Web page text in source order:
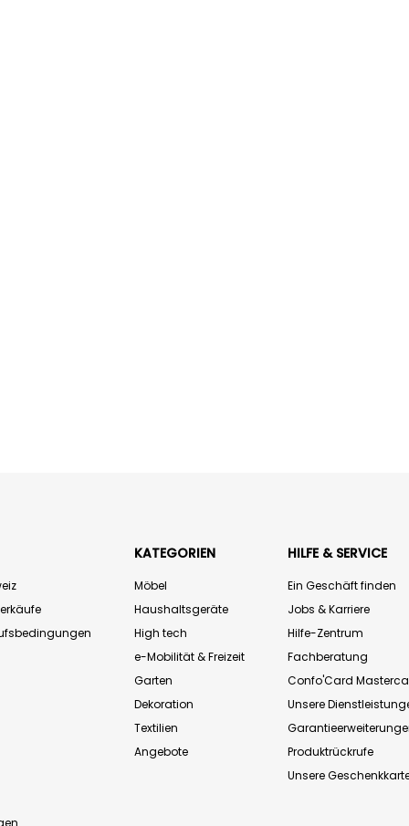
KATEGORIEN
Möbel
Haushaltsgeräte
High tech
e-Mobilität & Freizeit
Garten
Dekoration
Textilien
Angebote
HILFE & SERVICE
Ein Geschäft finden
Jobs & Karriere
Hilfe-Zentrum
Fachberatung
Confo'Card
Unsere
Produktrückrufe
Unsere